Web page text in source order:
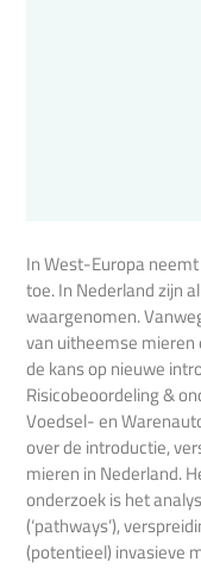
In West-Europa
toe. In Nederland zijn
waargenomen.
van uitheemse
de kans op nieuwe
Risicobeoordeling &
Voedsel- en
over de introductie,
mieren in Nederland.
onderzoek is het
(‘pathways’),
(potentieel) invasieve